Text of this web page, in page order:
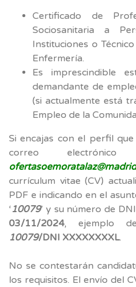
Certificado de
Sociosanitaria a
Instituciones o
Enfermería.
Es imprescindible
demandante de
(si actualmente está
Empleo de la
Si encajas con el perfil
correo
currículum vitae (CV)
PDF e indicando en el
‘10079’ y su número de
03/11/2024, ejemplo
10079/DNI XXXXXXXXL.
No se contestarán
los requisitos. El envío del